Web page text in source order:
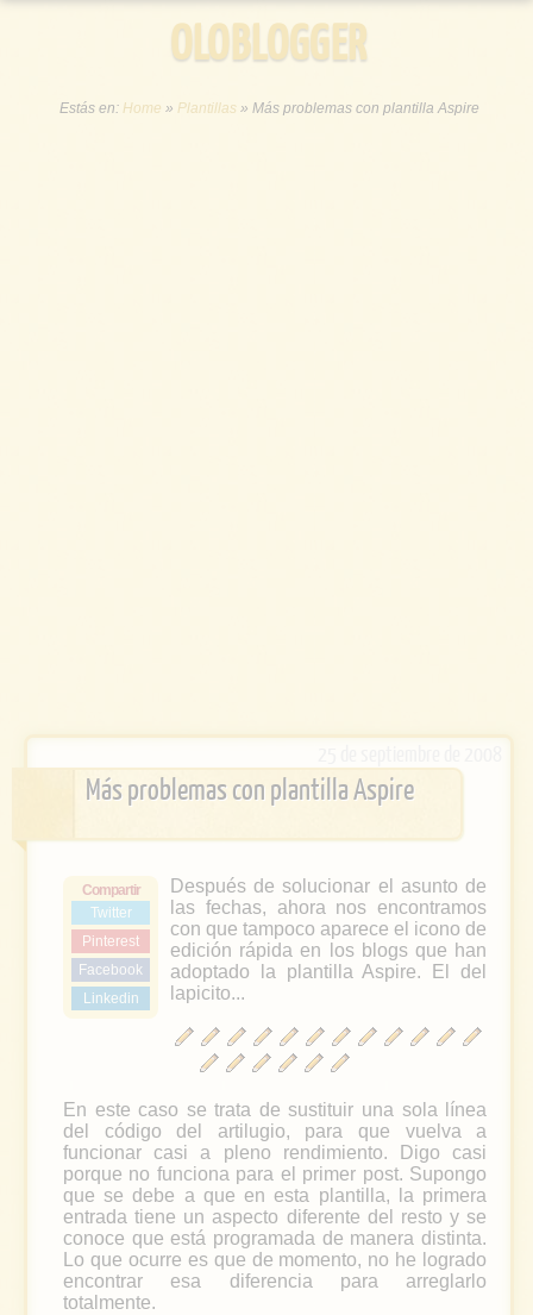
OLOBLOGGER
Estás en: Home » Plantillas » Más problemas con plantilla Aspire
Más problemas con plantilla Aspire
Compartir
Twitter
Pinterest
Facebook
Linkedin
Después de solucionar el asunto de
las fechas, ahora nos encontramos
con que tampoco aparece el icono de
edición rápida en los blogs que han
adoptado la plantilla Aspire. El del
lapicito...
En este caso se trata de sustituir una sola línea
del código del artilugio, para que vuelva a
funcionar casi a pleno rendimiento. Digo casi
porque no funciona para el primer post. Supongo
que se debe a que en esta plantilla, la primera
entrada tiene un aspecto diferente del resto y se
conoce que está programada de manera distinta.
Lo que ocurre es que de momento, no he logrado
encontrar esa diferencia para arreglarlo
totalmente.